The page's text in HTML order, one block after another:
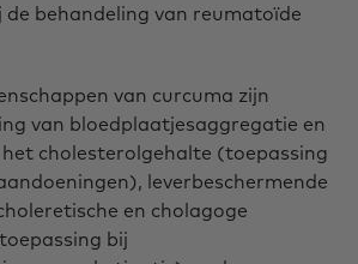
behandeling van reumatoïde
van curcuma zijn
van bloedplaatjesaggregatie en
cholesterolgehalte (toepassing
leverbeschermende
en cholagoge
bij